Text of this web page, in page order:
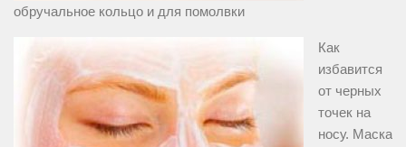
обручальное кольцо и для помолвки
Как
избавится
от черных
точек на
носу. Маска